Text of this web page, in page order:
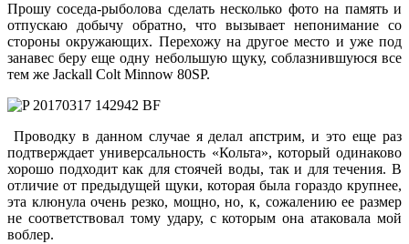
Прошу соседа-рыболова сделать несколько фото на память и
отпускаю добычу обратно, что вызывает непонимание со
стороны окружающих. Перехожу на другое место и уже под
занавес беру еще одну небольшую щуку, соблазнившуюся все
тем же Jackall Colt Minnow 80SP.
Проводку в данном случае я делал апстрим, и это еще раз
подтверждает универсальность «Кольта», который одинаково
хорошо подходит как для стоячей воды, так и для течения. В
отличие от предыдущей щуки, которая была гораздо крупнее,
эта клюнула очень резко, мощно, но, к, сожалению ее размер
не соответствовал тому удару, с которым она атаковала мой
воблер.